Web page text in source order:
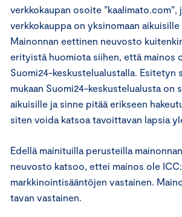
verkkokaupan osoite ”kaalimato.com”,
verkkokauppa on yksinomaan
Mainonnan eettinen neuvosto
erityistä huomiota siihen, että mainos
Suomi24-keskustelualustalla. Esitetyn
mukaan Suomi24-keskustelualusta on
aikuisille ja sinne pitää erikseen
siten voida katsoa tavoittavan lapsia
Edellä mainituilla perusteilla
neuvosto katsoo, ettei mainos ole
markkinointisääntöjen vastainen.
tavan vastainen.